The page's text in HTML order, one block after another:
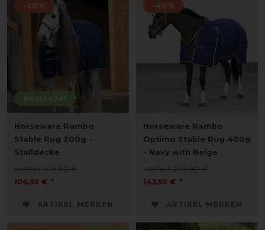
Bestseller
-30%
Horseware Rambo
Stable Rug 200g -
Stalldecke
vorher 149,90 €
104,95 € *
ARTIKEL MERKEN
-40%
Horseware Rambo
Optimo Stable Rug 400g
- Navy with Beige
vorher 239,90 €
143,95 € *
ARTIKEL MERKEN